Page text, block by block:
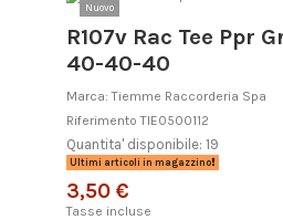
Nuovo
R107v Rac Tee Ppr
40-40-40
Marca: Tiemme Raccorderia Spa
Riferimento TIE0500112
Quantita' disponibile: 19
Ultimi articoli in magazzino
3,50 €
Tasse incluse